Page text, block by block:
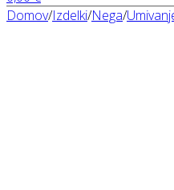
Domov/Izdelki/Nega/